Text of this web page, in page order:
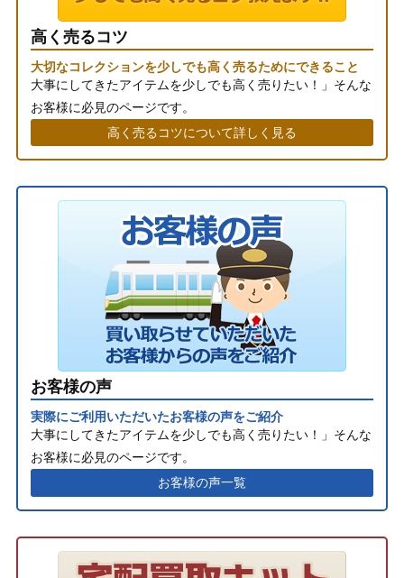
高く売るコツ
大切なコレクションを少しでも高く売るためにできること
大事にしてきたアイテムを少しでも高く売りたい！」そんな
お客様に必見のページです。
高く売るコツについて詳しく見る
お客様の声
実際にご利用いただいたお客様の声をご紹介
大事にしてきたアイテムを少しでも高く売りたい！」そんな
お客様に必見のページです。
お客様の声一覧